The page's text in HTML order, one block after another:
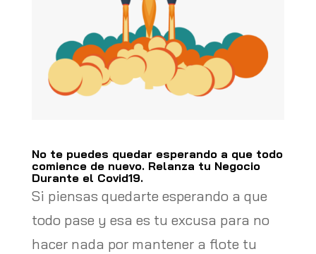
No te puedes quedar esperando a que todo
comience de nuevo. Relanza tu Negocio
Durante el Covid19.
Si piensas quedarte esperando a que
todo pase y esa es tu excusa para no
hacer nada por mantener a flote tu